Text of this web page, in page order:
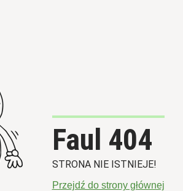
Faul 404
STRONA NIE ISTNIEJE!
Przejdź do strony głównej